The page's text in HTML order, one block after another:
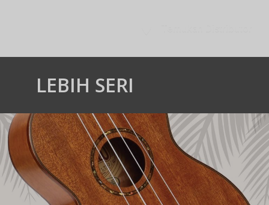
LEBIH SERI